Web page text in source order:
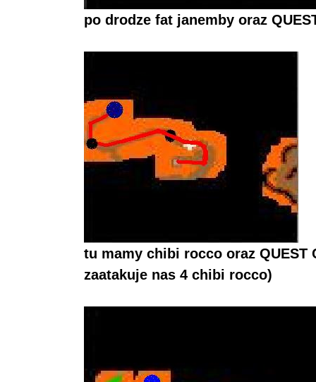
po drodze fat janemby oraz
tu mamy chibi rocco oraz QUEST
zaatakuje nas 4 chibi rocco)